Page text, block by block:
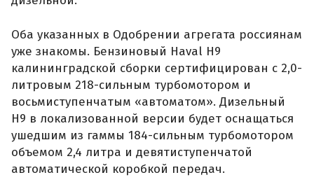
Оба указанных в Одобрении агрегата россиянам
уже знакомы. Бензиновый Haval H9
калининградской сборки сертифицирован с 2,0-
литровым 218-сильным турбомотором и
восьмиступенчатым «автоматом». Дизельный
H9 в локализованной версии будет оснащаться
ушедшим из гаммы 184-сильным турбомотором
объемом 2,4 литра и девятиступенчатой
автоматической коробкой передач.